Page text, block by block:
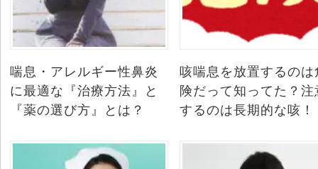
喘息・アレルギー性鼻炎
に最適な『治療方法』と
『薬の選び方』とは？
咳喘息を放置するのは
険だって知ってた？注
するのは長期的な咳！